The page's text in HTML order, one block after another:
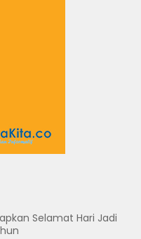
Selamat Hari Jadi